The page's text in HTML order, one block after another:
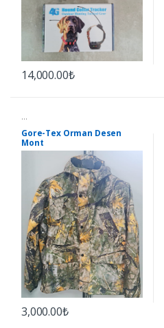
14,000.00₺
...
Gore-Tex Orman Desen
Mont
3,000.00₺